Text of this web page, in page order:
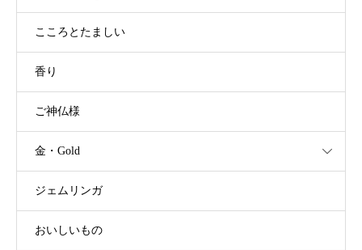
こころとたましい
香り
ご神仏様
金・Gold
ジェムリンガ
おいしいもの